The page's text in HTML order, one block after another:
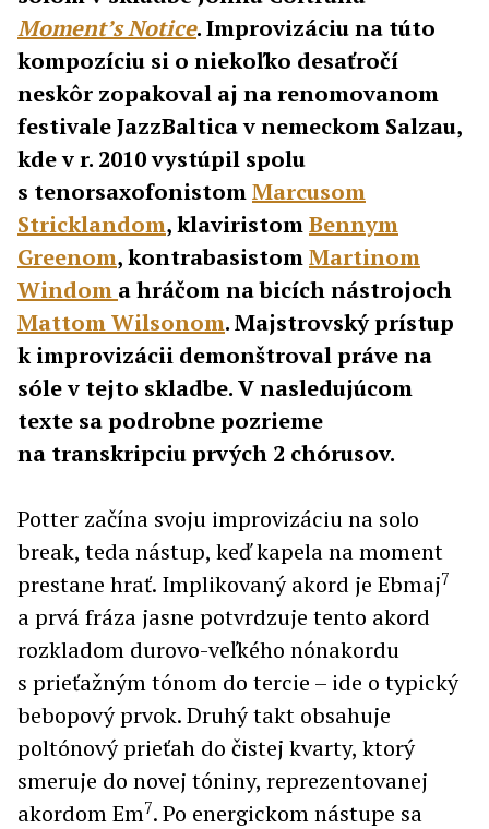
Moment’s Notice. Improvizáciu na túto
kompozíciu si o niekoľko desaťročí
neskôr zopakoval aj na renomovanom
festivale JazzBaltica v nemeckom Salzau,
kde v r. 2010 vystúpil spolu
s tenorsaxofonistomMarcusom
Stricklandom, klaviristomBennym
Greenom, kontrabasistomMartinom
Windom a hráčom na bicích nástrojoch
Mattom Wilsonom. Majstrovský prístup
k improvizácii demonštroval práve na
sóle v tejto skladbe. V nasledujúcom
texte sa podrobne pozrieme
na transkripciu prvých 2 chórusov.
Potter začína svoju improvizáciu na solo
break, teda nástup, keď kapela na moment
prestane hrať. Implikovaný akord je Ebmaj7
a prvá fráza jasne potvrdzuje tento akord
rozkladom durovo-veľkého nónakordu
s prieťažným tónom do tercie – ide o typický
bebopový prvok. Druhý takt obsahuje
poltónový prieťah do čistej kvarty, ktorý
smeruje do novej tóniny, reprezentovanej
akordom Em7. Po energickom nástupe sa